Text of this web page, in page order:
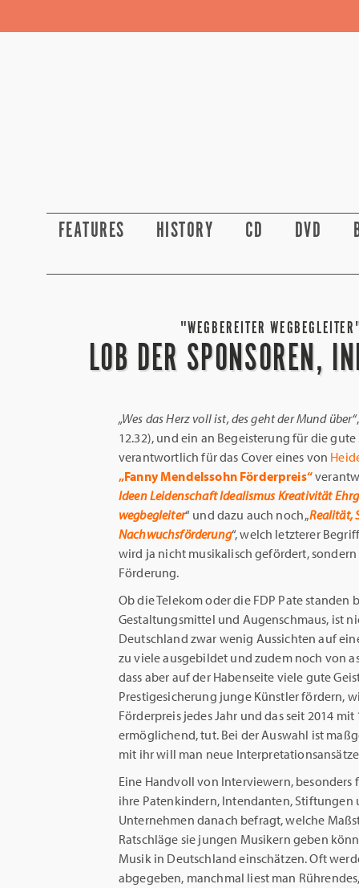
FEATURES HISTORY CD DVD
"WEGBEREITER
LOB DER SPONSOREN,
„Wes das Herz voll ist, des geht der Mund über“
12.32), und ein an Begeisterung für die
verantwortlich für das Cover eines von
„Fanny Mendelssohn Förderpreis“
Ideen Leidenschaft Idealismus Kreativität
wegbegleiter“ und dazu auch noch „Realität,
Nachwuchsförderung“, welch letzterer
wird ja nicht musikalisch gefördert,
Förderung.
Ob die Telekom oder die FDP Pate standen
Gestaltungsmittel und Augenschmaus, ist
Deutschland zwar wenig Aussichten auf
zu viele ausgebildet und zudem noch von
dass aber auf der Habenseite viele gute
Prestigesicherung junge Künstler fördern,
Förderpreis jedes Jahr und das seit 2014
ermöglichend, tut. Bei der Auswahl ist
mit ihr will man neue
Eine Handvoll von Interviewern,
ihre Patenkindern, Intendanten, Stiftungen
Unternehmen danach befragt, welche
Ratschläge sie jungen Musikern geben
Musik in Deutschland einschätzen. Oft
abgegeben, manchmal liest man